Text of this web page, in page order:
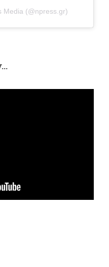
Media (@npress.gr)